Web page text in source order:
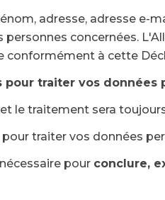
adresse, adresse e-
concernées.
conformément à cette
traiter vos données
le traitement sera
traiter vos données
pour conclure,